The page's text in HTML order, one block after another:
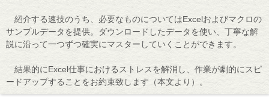
紹介する速技のうち、必要なものについてはExcelおよびマクロの
サンプルデータを提供。ダウンロードしたデータを使い、丁寧な解
説に沿って一つずつ確実にマスターしていくことができます。
結果的にExcel仕事におけるストレスを解消し、作業が劇的にスピ
ードアップすることをお約束致します（本文より）。